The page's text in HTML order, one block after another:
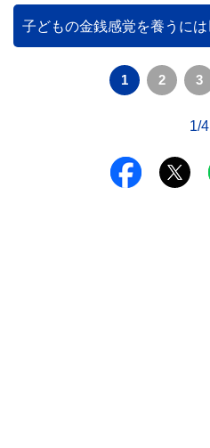
子どもの金銭感覚を養うには
1 2 3
1/4